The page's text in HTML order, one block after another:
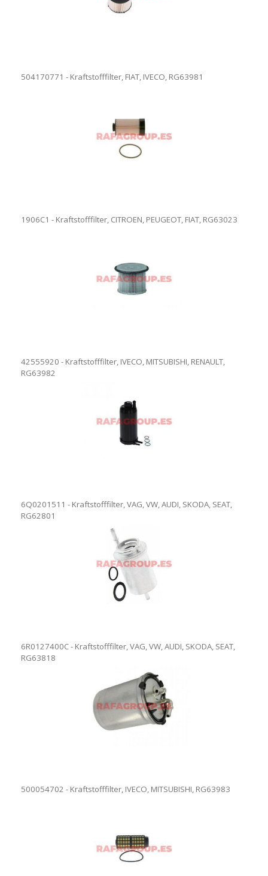
504170771 - Kraftstofffilter, FIAT, IVECO, RG63981
1906C1 - Kraftstofffilter, CITROEN, PEUGEOT, FIAT, RG63023
42555920 - Kraftstofffilter, IVECO, MITSUBISHI, RENAULT,
RG63982
6Q0201511 - Kraftstofffilter, VAG, VW, AUDI, SKODA, SEAT,
RG62801
6R0127400C - Kraftstofffilter, VAG, VW, AUDI, SKODA, SEAT,
RG63818
500054702 - Kraftstofffilter, IVECO, MITSUBISHI, RG63983